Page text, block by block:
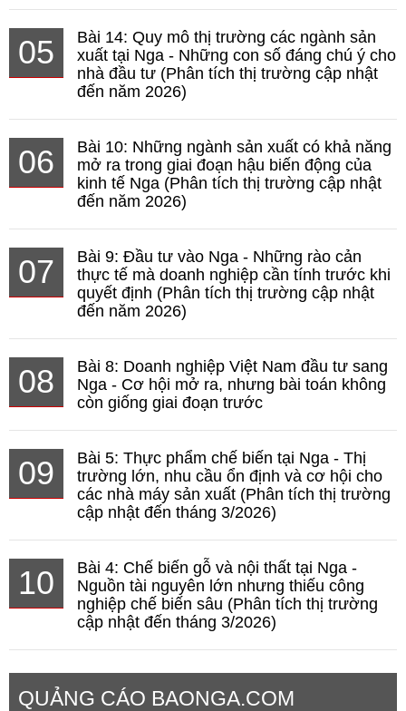
05
Bài 14: Quy mô thị trường các ngành sản
xuất tại Nga - Những con số đáng chú ý cho
nhà đầu tư (Phân tích thị trường cập nhật
đến năm 2026)
06
Bài 10: Những ngành sản xuất có khả năng
mở ra trong giai đoạn hậu biến động của
kinh tế Nga (Phân tích thị trường cập nhật
đến năm 2026)
07
Bài 9: Đầu tư vào Nga - Những rào cản
thực tế mà doanh nghiệp cần tính trước khi
quyết định (Phân tích thị trường cập nhật
đến năm 2026)
08
Bài 8: Doanh nghiệp Việt Nam đầu tư sang
Nga - Cơ hội mở ra, nhưng bài toán không
còn giống giai đoạn trước
09
Bài 5: Thực phẩm chế biến tại Nga - Thị
trường lớn, nhu cầu ổn định và cơ hội cho
các nhà máy sản xuất (Phân tích thị trường
cập nhật đến tháng 3/2026)
10
Bài 4: Chế biến gỗ và nội thất tại Nga -
Nguồn tài nguyên lớn nhưng thiếu công
nghiệp chế biến sâu (Phân tích thị trường
cập nhật đến tháng 3/2026)
QUẢNG CÁO BAONGA.COM